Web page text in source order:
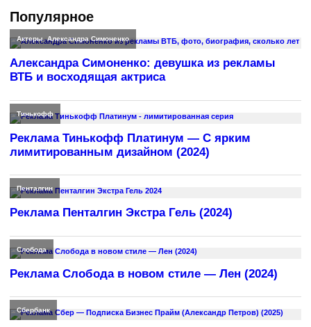
Популярное
Актеры,Александра Симоненко
Александра Симоненко: девушка из рекламы
ВТБ и восходящая актриса
Тинькофф
Реклама Тинькофф Платинум — С ярким
лимитированным дизайном (2024)
Пенталгин
Реклама Пенталгин Экстра Гель (2024)
Слобода
Реклама Слобода в новом стиле — Лен (2024)
Сбербанк